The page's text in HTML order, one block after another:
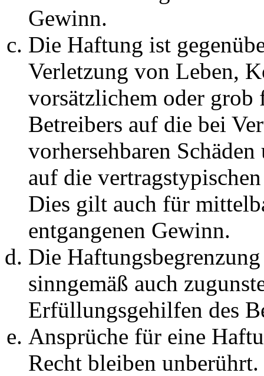
Gewinn.
Die Haftung ist
Verletzung von Leben,
vorsätzlichem oder grob
Betreibers auf die bei
vorhersehbaren
auf die
Dies gilt auch für
entgangenen Gewinn.
Die
sinngemäß auch
Erfüllungsgehilfen des
Ansprüche für eine
Recht bleiben unberührt.